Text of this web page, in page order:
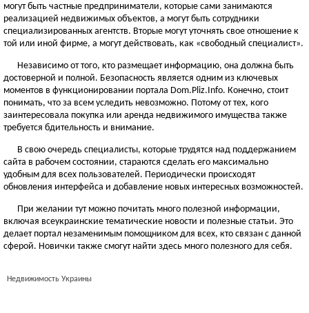
могут быть частные предприниматели, которые сами занимаются
реализацией недвижимых объектов, а могут быть сотрудники
специализированных агентств. Вторые могут уточнять свое отношение к
той или иной фирме, а могут действовать, как «свободный специалист».
Независимо от того, кто размещает информацию, она должна быть
достоверной и полной. Безопасность является одним из ключевых
моментов в функционировании портала Dom.Pliz.Info. Конечно, стоит
понимать, что за всем уследить невозможно. Потому от тех, кого
заинтересовала покупка или аренда недвижимого имущества также
требуется бдительность и внимание.
В свою очередь специалисты, которые трудятся над поддержанием
сайта в рабочем состоянии, стараются сделать его максимально
удобным для всех пользователей. Периодически происходят
обновления интерфейса и добавление новых интересных возможностей.
При желании тут можно почитать много полезной информации,
включая всеукраинские тематические новости и полезные статьи. Это
делает портал незаменимым помощником для всех, кто связан с данной
сферой. Новички также смогут найти здесь много полезного для себя.
Недвижимость Украины